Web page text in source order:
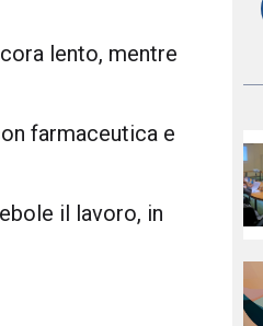
lento, mentre
farmaceutica e
il lavoro, in